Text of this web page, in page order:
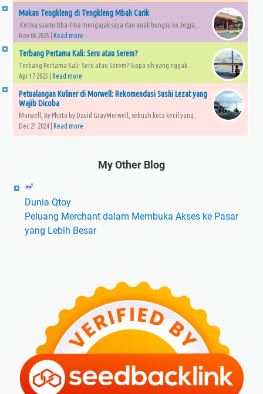
Makan Tengkleng di Tengkleng Mbah Carik
Ketika suami tiba-tiba mengajak saya dan anak bungsu ke Jogja,...
Nov 06 2025 | Read more
Terbang Pertama Kali: Seru atau Serem?
Terbang Pertama Kali: Seru atau Serem? Siapa sih yang nggak...
Apr 17 2025 | Read more
Petualangan Kuliner di Morwell: Rekomendasi Sushi Lezat yang
Wajib Dicoba
Morwell, By Photo by David GrayMorwell, sebuah kota kecil yang...
Dec 21 2024 | Read more
My Other Blog
Dunia Qtoy
Peluang Merchant dalam Membuka Akses ke Pasar
yang Lebih Besar